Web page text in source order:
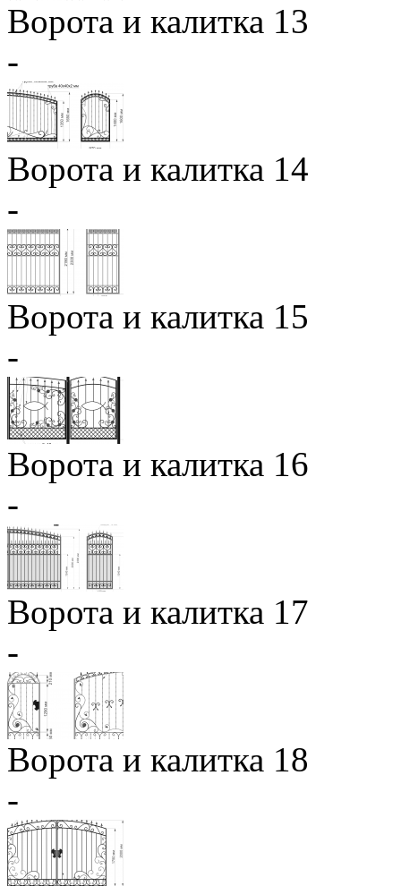
Ворота и калитка 13
-
Ворота и калитка 14
-
Ворота и калитка 15
-
Ворота и калитка 16
-
Ворота и калитка 17
-
Ворота и калитка 18
-